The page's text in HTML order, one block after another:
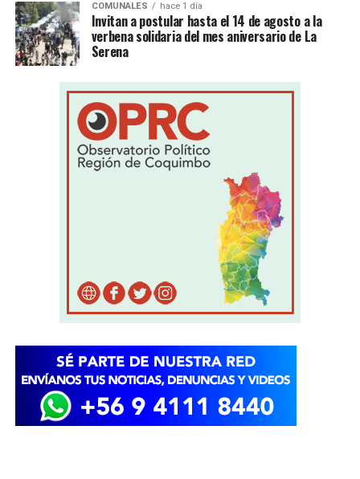
COMUNALES hace 1 día
Invitan a postular hasta el 14 de agosto a la
verbena solidaria del mes aniversario de La
Serena